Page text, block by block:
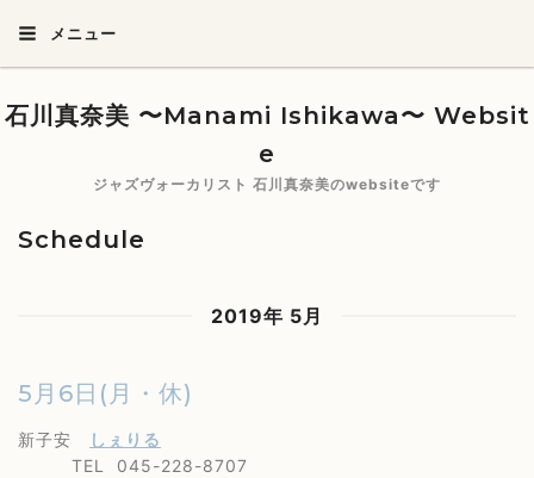
メニュー
石川真奈美 〜Manami Ishikawa〜 Websit
e
ジャズヴォーカリスト 石川真奈美のwebsiteです
Schedule
2019年 5月
5月6日(月・休)
新子安
しぇりる
TEL 045-228-8707